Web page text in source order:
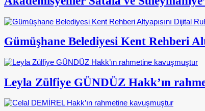
Gümüşhane Belediyesi Kent Rehberi
Leyla Zülfiye GÜNDÜZ Hakk’ın